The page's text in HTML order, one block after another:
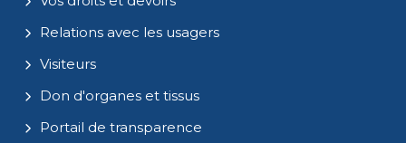
Relations avec les usagers
Visiteurs
Don d'organes et tissus
Portail de transparence